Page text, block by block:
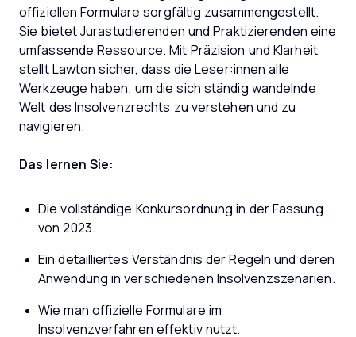
offiziellen Formulare sorgfältig zusammengestellt.
Sie bietet Jurastudierenden und Praktizierenden eine
umfassende Ressource. Mit Präzision und Klarheit
stellt Lawton sicher, dass die Leser:innen alle
Werkzeuge haben, um die sich ständig wandelnde
Welt des Insolvenzrechts zu verstehen und zu
navigieren.
Das lernen Sie:
Die vollständige Konkursordnung in der Fassung
von 2023.
Ein detailliertes Verständnis der Regeln und deren
Anwendung in verschiedenen Insolvenzszenarien.
Wie man offizielle Formulare im
Insolvenzverfahren effektiv nutzt.